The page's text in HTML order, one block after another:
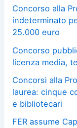
Concorso alla
indeterminato
25.000 euro
Concorso
licenza media,
Concorsi alla
laurea: cinque
e bibliotecari
FER assume